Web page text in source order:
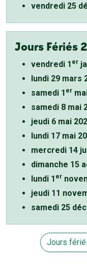
vendredi 25
Jours Fériés
vendredi 1 er
lundi 29 mars
samedi 1 er
samedi 8 mai
jeudi 6 mai
lundi 17 mai
mercredi 14
dimanche 15
lundi 1 er
jeudi 11
samedi 25
Jours